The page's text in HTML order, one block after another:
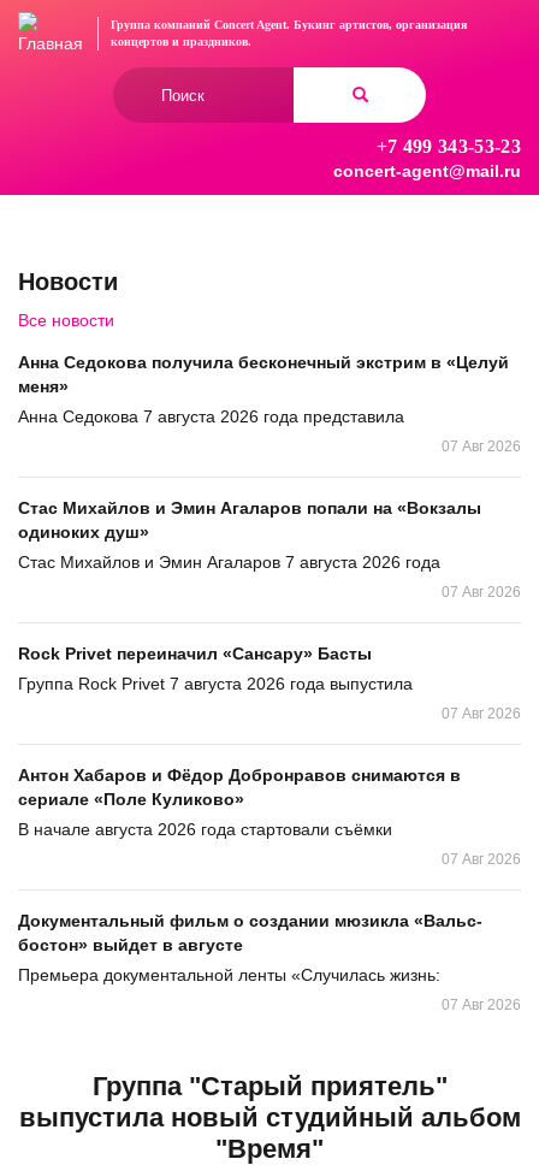
Перейти
Группа компаний Concert Agent. Букинг артистов, организация
концертови праздников.
+7 499 343-53-23
concert-agent@mail.ru
Новости
Все новости
Анна Седокова получила бесконечный экстрим в «Целуй
меня»
Анна Седокова 7 августа 2026 года представила
07 Авг 2026
Стас Михайлов и Эмин Агаларов попали на «Вокзалы
одиноких душ»
Стас Михайлов и Эмин Агаларов 7 августа 2026 года
07 Авг 2026
Rock Privet переиначил «Сансару» Басты
Группа Rock Privet 7 августа 2026 года выпустила
07 Авг 2026
Антон Хабаров и Фёдор Добронравов снимаются в
сериале «Поле Куликово»
В начале августа 2026 года стартовали съёмки
07 Авг 2026
Документальный фильм о создании мюзикла «Вальс-
бостон» выйдет в августе
Премьера документальной ленты «Случилась жизнь:
07 Авг 2026
Группа "Старый приятель"
выпустила новый студийный альбом
"Время"